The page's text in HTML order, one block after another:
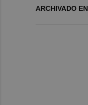
ARCHIVADO EN